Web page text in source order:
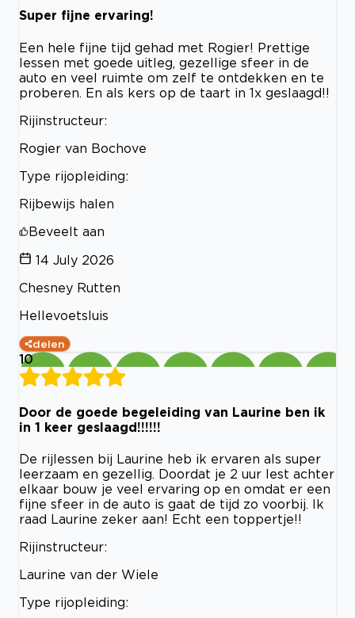
Super fijne ervaring!
Een hele fijne tijd gehad met Rogier! Prettige
lessen met goede uitleg, gezellige sfeer in de
auto en veel ruimte om zelf te ontdekken en te
proberen. En als kers op de taart in 1x geslaagd!!
Rijinstructeur:
Rogier van Bochove
Type rijopleiding:
Rijbewijs halen
Beveelt aan
14 July 2026
Chesney Rutten
Hellevoetsluis
delen
10
Door de goede begeleiding van Laurine ben ik
in 1 keer geslaagd!!!!!!
De rijlessen bij Laurine heb ik ervaren als super
leerzaam en gezellig. Doordat je 2 uur lest achter
elkaar bouw je veel ervaring op en omdat er een
fijne sfeer in de auto is gaat de tijd zo voorbij. Ik
raad Laurine zeker aan! Echt een toppertje!!
Rijinstructeur:
Laurine van der Wiele
Type rijopleiding: